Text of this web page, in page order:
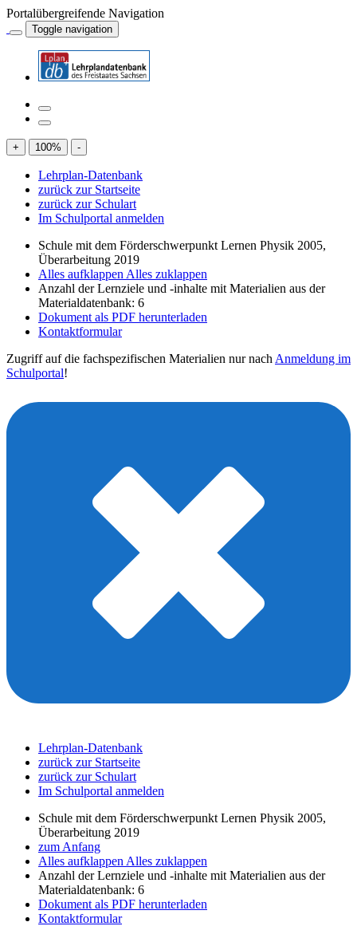
Portalübergreifende Navigation
Toggle navigation
+ 100% -
Lehrplan-Datenbank
zurück zur Startseite
zurück zur Schulart
Im Schulportal anmelden
Schule mit dem Förderschwerpunkt Lernen Physik 2005,
Überarbeitung 2019
Alles aufklappen Alles zuklappen
Anzahl der Lernziele und -inhalte mit Materialien aus der
Materialdatenbank: 6
Dokument als PDF herunterladen
Kontaktformular
Zugriff auf die fachspezifischen Materialien nur nach Anmeldung im
Schulportal!
Lehrplan-Datenbank
zurück zur Startseite
zurück zur Schulart
Im Schulportal anmelden
Schule mit dem Förderschwerpunkt Lernen Physik 2005,
Überarbeitung 2019
zum Anfang
Alles aufklappen Alles zuklappen
Anzahl der Lernziele und -inhalte mit Materialien aus der
Materialdatenbank: 6
Dokument als PDF herunterladen
Kontaktformular